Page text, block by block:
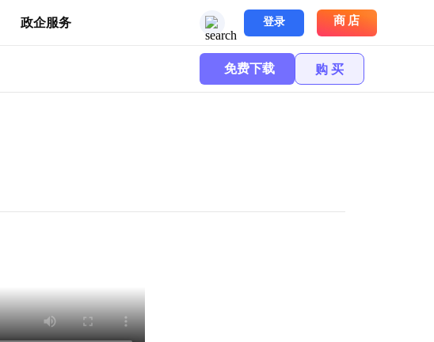
政企服务 登录 商店
免费下载 购 买